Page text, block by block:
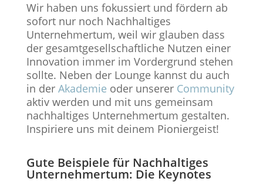
Wir haben uns fokussiert und fördern ab
sofort nur noch Nachhaltiges
Unternehmertum, weil wir glauben dass
der gesamtgesellschaftliche Nutzen einer
Innovation immer im Vordergrund stehen
sollte. Neben der Lounge kannst du auch
in der Akademie oder unserer Community
aktiv werden und mit uns gemeinsam
nachhaltiges Unternehmertum gestalten.
Inspiriere uns mit deinem Pioniergeist!
Gute Beispiele für Nachhaltiges
Unternehmertum: Die Keynotes